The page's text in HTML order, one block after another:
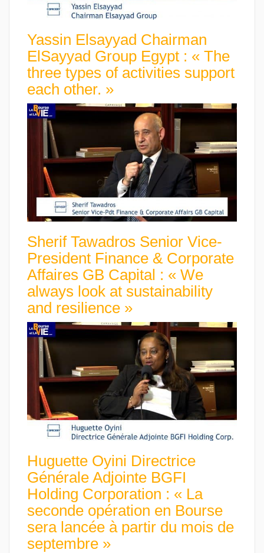
Yassin Elsayyad Chairman
ElSayyad Group Egypt : « The
three types of activities support
each other. »
Sherif Tawadros Senior Vice-
President Finance & Corporate
Affaires GB Capital : « We
always look at sustainability
and resilience »
Huguette Oyini Directrice
Générale Adjointe BGFI
Holding Corporation : « La
seconde opération en Bourse
sera lancée à partir du mois de
septembre »